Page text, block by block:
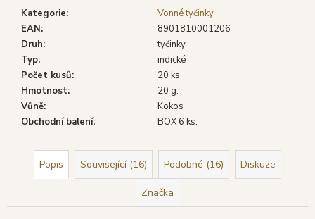
Kategorie:
Vonné tyčinky
EAN:
8901810001206
Druh:
tyčinky
Typ:
indické
Počet kusů:
20 ks
Hmotnost:
20 g.
Vůně:
Kokos
Obchodní balení: BOX 6 ks.
Popis Související (16) Podobné (16) Diskuze
Značka
SATYA
VONNÉ
TYČINKY
OPIUM,
15
29
Kč
Původně:
46